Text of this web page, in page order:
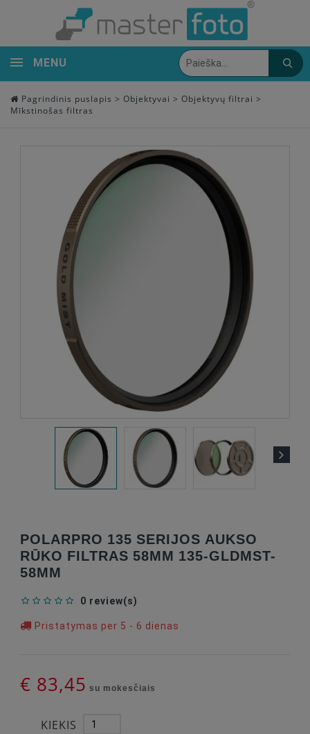
MENU
Pagrindinis puslapis > Objektyvai > Objektyvų filtrai >
Mīkstinošas filtras
POLARPRO 135 SERIJOS AUKSO
RŪKO FILTRAS 58MM 135-GLDMST-
58MM
0 review(s)
Pristatymas per 5 - 6 dienas
€ 83,45 su mokesčiais
KIEKIS